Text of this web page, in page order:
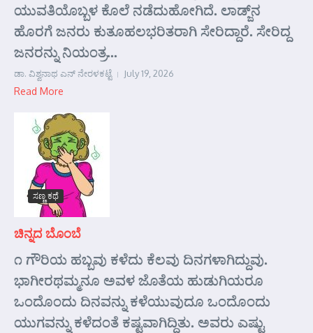
ಯುವತಿಯೊಬ್ಬಳ ಕೊಲೆ ನಡೆದುಹೋಗಿದೆ. ಲಾಡ್ಜ್‌ನ
ಹೊರಗೆ ಜನರು ಕುತೂಹಲಭರಿತರಾಗಿ ಸೇರಿದ್ದಾರೆ. ಸೇರಿದ್ದ
ಜನರನ್ನು ನಿಯಂತ್ರ...
ಡಾ. ವಿಶ್ವನಾಥ ಎನ್ ನೇರಳಕಟ್ಟೆ July 19, 2026
Read More
ಸಣ್ಣ ಕಥೆ
ಚಿನ್ನದ ಬೊಂಬೆ
೧ ಗೌರಿಯ ಹಬ್ಬವು ಕಳೆದು ಕೆಲವು ದಿನಗಳಾಗಿದ್ದುವು.
ಭಾಗೀರಥಮ್ಮನೂ ಅವಳ ಜೊತೆಯ ಹುಡುಗಿಯರೂ
ಒಂದೊಂದು ದಿನವನ್ನು ಕಳೆಯುವುದೂ ಒಂದೊಂದು
ಯುಗವನ್ನು ಕಳೆದಂತೆ ಕಷ್ಟವಾಗಿದ್ದಿತು. ಅವರು ಎಷ್ಟು